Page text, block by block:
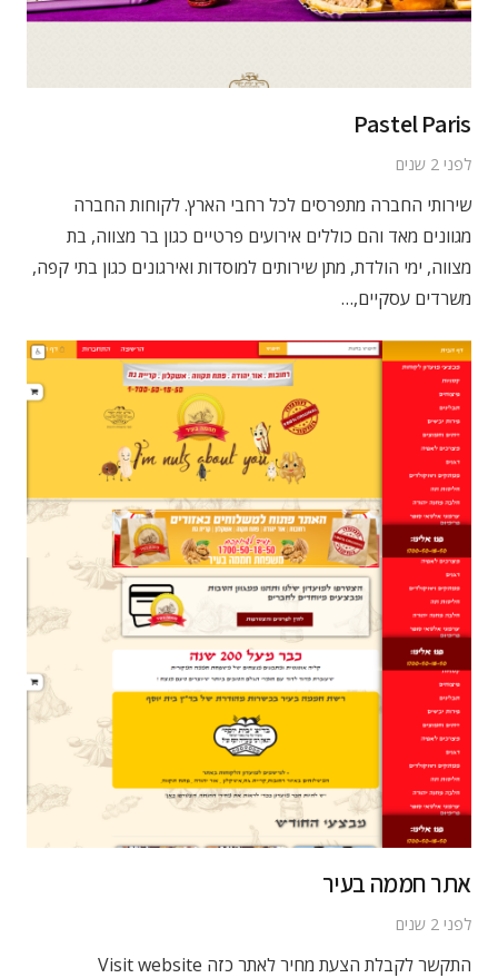
Pastel Paris
לפני 2 שנים
שירותי החברה מתפרסים לכל רחבי הארץ. לקוחות החברה
מגוונים מאד והם כוללים אירועים פרטיים כגון בר מצווה, בת
מצווה, ימי הולדת, מתן שירותים למוסדות ואירגונים כגון בתי קפה,
משרדים עסקיים,…
אתר חממה בעיר
לפני 2 שנים
התקשר לקבלת הצעת מחיר לאתר כזה Visit website